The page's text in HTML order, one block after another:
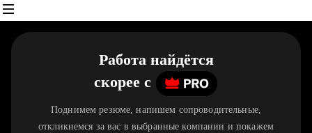
Работа найдётся
скорее c
Поднимем резюме, напишем сопроводительные,
откликнемся за вас в выбранные компании и покажем